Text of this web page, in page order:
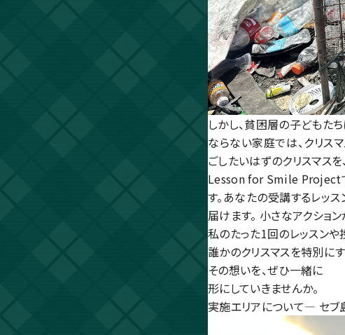
しかし、貧困層の子どもた
ならない家庭では、クリス
ごしたいはずのクリスマス
Lesson for Smile Projectで
す。あなたの受講するレッ
届けます。 小さなアクショ
私のたった1回のレッスンや
誰かのクリスマスを特別に
その想いを、ぜひ一緒に
形にしていきませんか。
実施エリアについて― セブ